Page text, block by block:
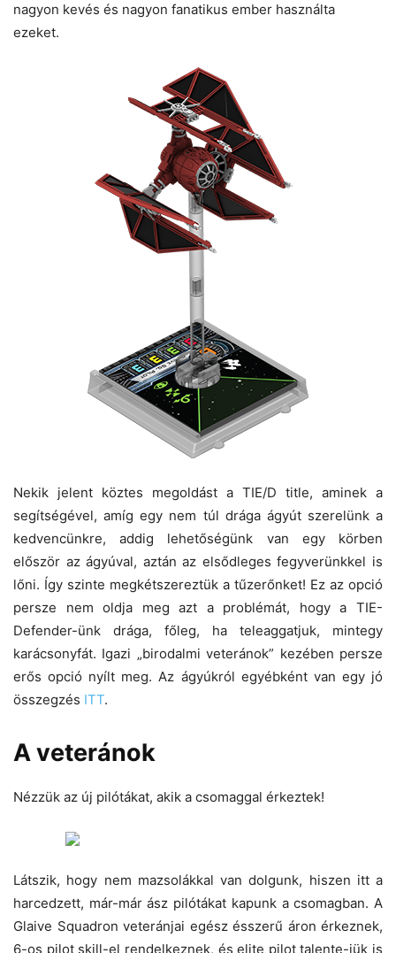
nagyon kevés és nagyon fanatikus ember használta
ezeket.
Nekik jelent köztes megoldást a TIE/D title, aminek a
segítségével, amíg egy nem túl drága ágyút szerelünk a
kedvencünkre, addig lehetőségünk van egy körben
először az ágyúval, aztán az elsődleges fegyverünkkel is
lőni. Így szinte megkétszereztük a tűzerőnket! Ez az opció
persze nem oldja meg azt a problémát, hogy a TIE-
Defender-ünk drága, főleg, ha teleaggatjuk, mintegy
karácsonyfát. Igazi „birodalmi veteránok” kezében persze
erős opció nyílt meg. Az ágyúkról egyébként van egy jó
összegzés ITT.
A veteránok
Nézzük az új pilótákat, akik a csomaggal érkeztek!
Látszik, hogy nem mazsolákkal van dolgunk, hiszen itt a
harcedzett, már-már ász pilótákat kapunk a csomagban. A
Glaive Squadron veteránjai egész ésszerű áron érkeznek,
6-os pilot skill-el rendelkeznek, és elite pilot talente-jük is